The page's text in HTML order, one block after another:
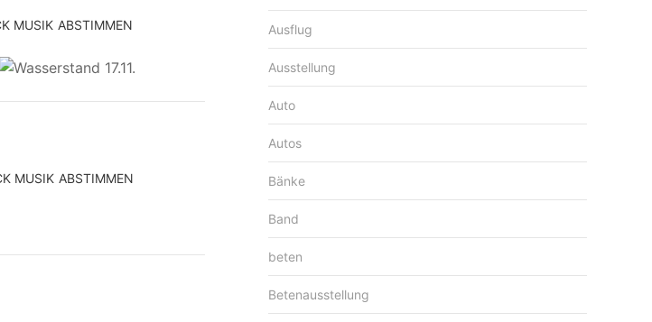
MUSIK ABSTIMMEN
MUSIK ABSTIMMEN
Ausflug
Ausstellung
Auto
Autos
Bänke
Band
beten
Betenausstellung